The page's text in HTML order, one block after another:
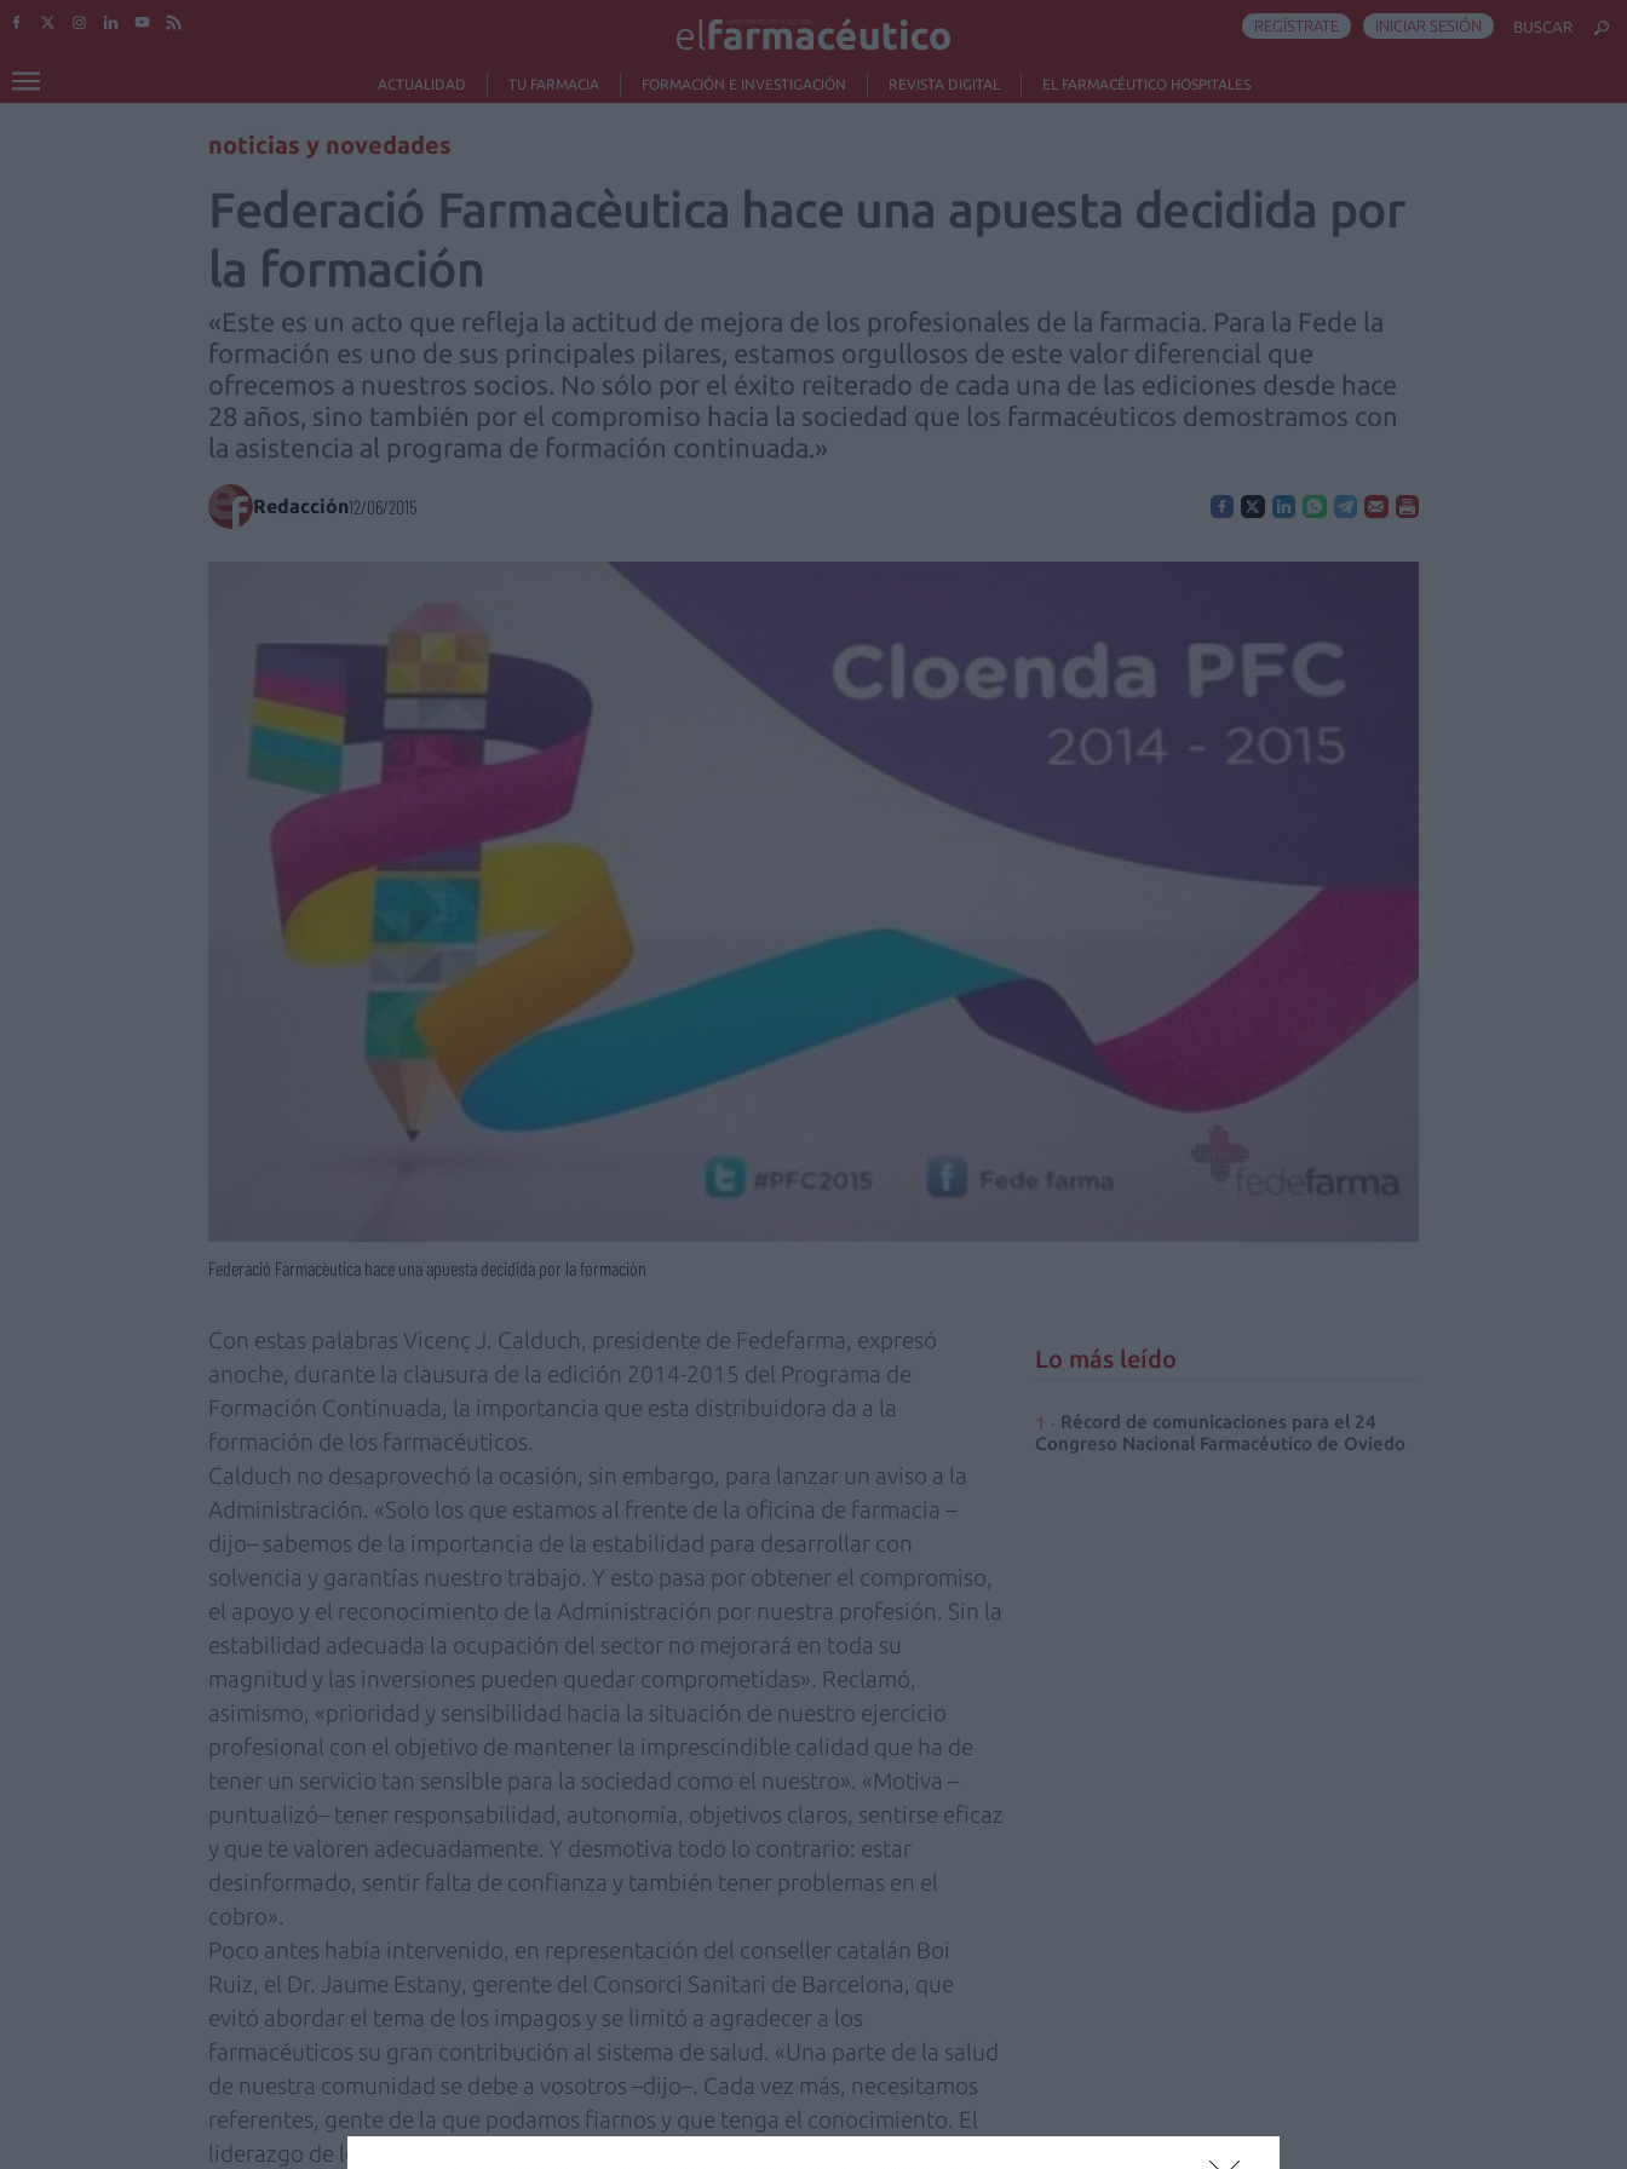
ACTUALIDAD TU FARMACIA FORMACIÓN E INVESTIGACIÓN REVISTA DIGITAL EL FARMACÉUTICO HOSPITALES
REGÍSTRATE INICIAR SESIÓN BUSCAR
noticias y novedades
Federació Farmacèutica hace una apuesta decidida por
la formación
«Este es un acto que refleja la actitud de mejora de los profesionales de la farmacia. Para la Fede la
formación es uno de sus principales pilares, estamos orgullosos de este valor diferencial que
ofrecemos a nuestros socios. No sólo por el éxito reiterado de cada una de las ediciones desde hace
28 años, sino también por el compromiso hacia la sociedad que los farmacéuticos demostramos con
la asistencia al programa de formación continuada.»
Redacción12/06/2015
Federació Farmacèutica hace una apuesta decidida por la formación
Con estas palabras Vicenç J. Calduch, presidente de Fedefarma, expresó
anoche, durante la clausura de la edición 2014-2015 del Programa de
Formación Continuada, la importancia que esta distribuidora da a la
formación de los farmacéuticos.
Calduch no desaprovechó la ocasión, sin embargo, para lanzar un aviso a la
Administración. «Solo los que estamos al frente de la oficina de farmacia –
dijo– sabemos de la importancia de la estabilidad para desarrollar con
solvencia y garantías nuestro trabajo. Y esto pasa por obtener el compromiso,
el apoyo y el reconocimiento de la Administración por nuestra profesión. Sin la
estabilidad adecuada la ocupación del sector no mejorará en toda su
magnitud y las inversiones pueden quedar comprometidas». Reclamó,
asimismo, «prioridad y sensibilidad hacia la situación de nuestro ejercicio
profesional con el objetivo de mantener la imprescindible calidad que ha de
tener un servicio tan sensible para la sociedad como el nuestro». «Motiva –
puntualizó– tener responsabilidad, autonomía, objetivos claros, sentirse eficaz
y que te valoren adecuadamente. Y desmotiva todo lo contrario: estar
desinformado, sentir falta de confianza y también tener problemas en el
cobro».
Poco antes había intervenido, en representación del conseller catalán Boi
Ruiz, el Dr. Jaume Estany, gerente del Consorci Sanitari de Barcelona, que
evitó abordar el tema de los impagos y se limitó a agradecer a los
farmacéuticos su gran contribución al sistema de salud. «Una parte de la salud
de nuestra comunidad se debe a vosotros –dijo–. Cada vez más, necesitamos
referentes, gente de la que podamos fiarnos y que tenga el conocimiento. El
liderazgo de los que estáis al frente de la farmacia es muy importante, porque
Lo más leído
Récord de comunicaciones para el 24
Congreso Nacional Farmacéutico de Oviedo